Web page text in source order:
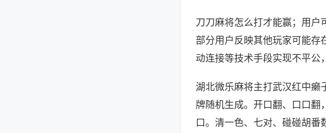
刀刀麻将怎么打才能赢；用户
部分用户反映其他玩家可能存
动连接等技术手段实现不平公
湖北微乐麻将主打武汉红中癞
牌随机生成。开口翻、口口翻
口。清一色、七对、碰碰胡